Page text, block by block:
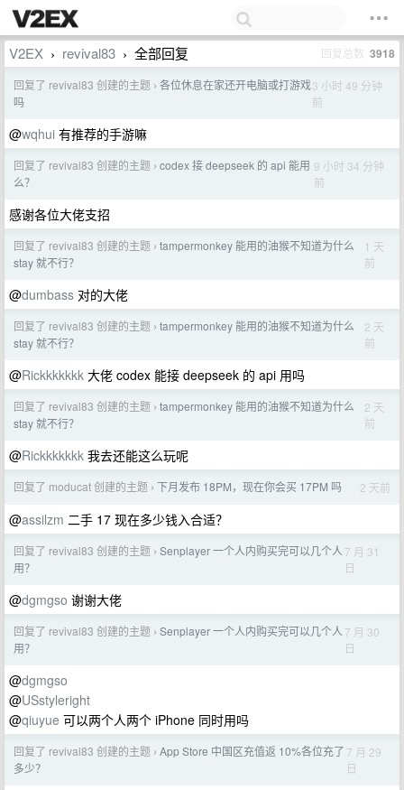
V2EX › revival83 › 全部回复 回复总数 3918
回复了 revival83 创建的主题 › 各位休息在家还开电脑或打游戏
吗
3 小时 49 分钟
前
@wqhui 有推荐的手游嘛
回复了 revival83 创建的主题 › codex 接 deepseek 的 api 能用
么？
9 小时 34 分钟
前
感谢各位大佬支招
回复了 revival83 创建的主题 › tampermonkey 能用的油猴不知道为什么
stay 就不行？
1 天
前
@dumbass 对的大佬
回复了 revival83 创建的主题 › tampermonkey 能用的油猴不知道为什么
stay 就不行？
2 天
前
@Rickkkkkkk 大佬 codex 能接 deepseek 的 api 用吗
回复了 revival83 创建的主题 › tampermonkey 能用的油猴不知道为什么
stay 就不行？
2 天
前
@Rickkkkkkk 我去还能这么玩呢
回复了 moducat 创建的主题 › 下月发布 18PM，现在你会买 17PM 吗 2 天前
@assilzm 二手 17 现在多少钱入合适？
回复了 revival83 创建的主题 › Senplayer 一个人内购买完可以几个人
用？
7 月 31
日
@dgmgso 谢谢大佬
回复了 revival83 创建的主题 › Senplayer 一个人内购买完可以几个人
用？
7 月 30
日
@dgmgso
@USstyleright
@qiuyue 可以两个人两个 iPhone 同时用吗
回复了 revival83 创建的主题 › App Store 中国区充值返 10%各位充了
多少？
7 月 29
日